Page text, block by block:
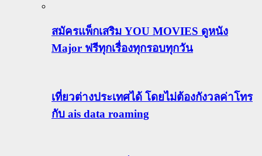
สมัครแพ็กเสริม YOU MOVIES ดูหนัง
Major ฟรีทุกเรื่องทุกรอบทุกวัน
เที่ยวต่างประเทศได้ โดยไม่ต้องกังวลค่าโทร
กับ ais data roaming